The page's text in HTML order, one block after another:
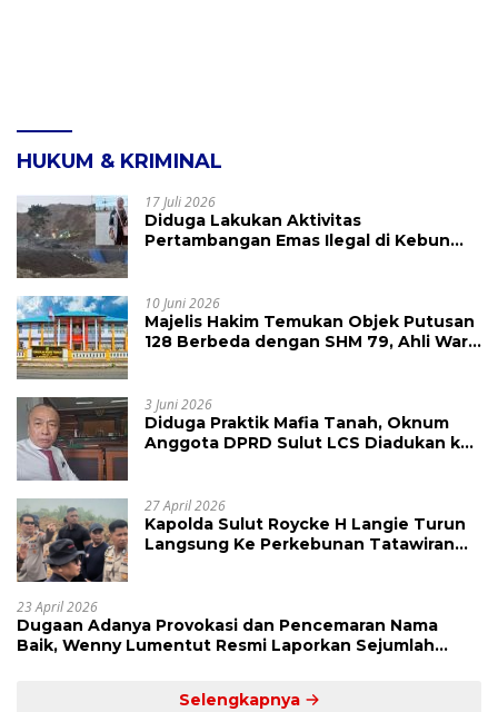
HUKUM & KRIMINAL
17 Juli 2026
Diduga Lakukan Aktivitas
Pertambangan Emas Ilegal di Kebun
10 Juni 2026
Majelis Hakim Temukan Objek Putusan
128 Berbeda dengan SHM 79, Ahli Waris
3 Juni 2026
Diduga Praktik Mafia Tanah, Oknum
Anggota DPRD Sulut LCS Diadukan ke
27 April 2026
Kapolda Sulut Roycke H Langie Turun
Langsung Ke Perkebunan Tatawiran
23 April 2026
Dugaan Adanya Provokasi dan Pencemaran Nama
Baik, Wenny Lumentut Resmi Laporkan Sejumlah
Selengkapnya